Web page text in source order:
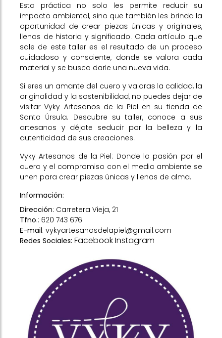
Esta práctica no solo les permite reducir su
impacto ambiental, sino que también les brinda la
oportunidad de crear piezas únicas y originales,
llenas de historia y significado. Cada artículo que
sale de este taller es el resultado de un proceso
cuidadoso y consciente, donde se valora cada
material y se busca darle una nueva vida.
Si eres un amante del cuero y valoras la calidad, la
originalidad y la sostenibilidad, no puedes dejar de
visitar Vyky Artesanos de la Piel en su tienda de
Santa Úrsula. Descubre su taller, conoce a sus
artesanos y déjate seducir por la belleza y la
autenticidad de sus creaciones.
Vyky Artesanos de la Piel: Donde la pasión por el
cuero y el compromiso con el medio ambiente se
unen para crear piezas únicas y llenas de alma.
Información:
Dirección: Carretera Vieja, 21
Tfno.: 620 743 676
E-mail: vykyartesanosdelapiel@gmail.com
Redes Sociales: FacebookInstagram